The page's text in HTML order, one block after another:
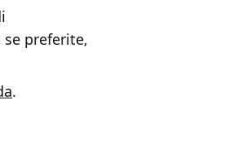
preferite,
.